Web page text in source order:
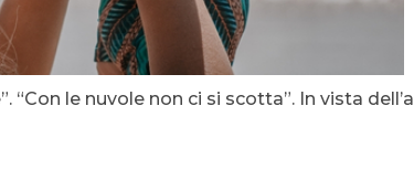
“Con le nuvole non ci si scotta”. In vista